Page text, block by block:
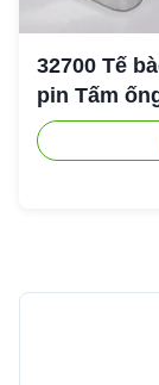
32700 Tế
pin Tấm